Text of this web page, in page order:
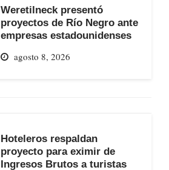
Weretilneck presentó
proyectos de Río Negro ante
empresas estadounidenses
agosto 8, 2026
Hoteleros respaldan
proyecto para eximir de
Ingresos Brutos a turistas